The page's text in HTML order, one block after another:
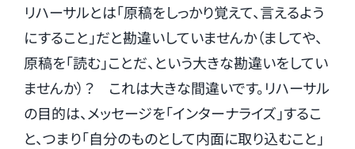
リハーサルとは「原稿をしっかり覚えて、言えるよう
にすること」だと勘違いしていませんか（ましてや、
原稿を「読む」ことだ、という大きな勘違いをしてい
ませんか）？ これは大きな間違いです。リハーサル
の目的は、メッセージを「インターナライズ」するこ
と、つまり「自分のものとして内面に取り込むこと」